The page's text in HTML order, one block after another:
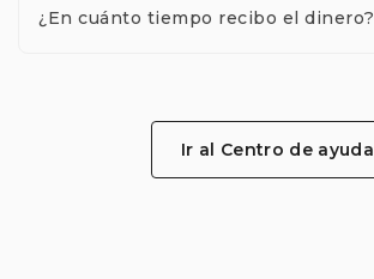
¿En cuánto tiempo recibo el dinero?
Ir al Centro de ayuda